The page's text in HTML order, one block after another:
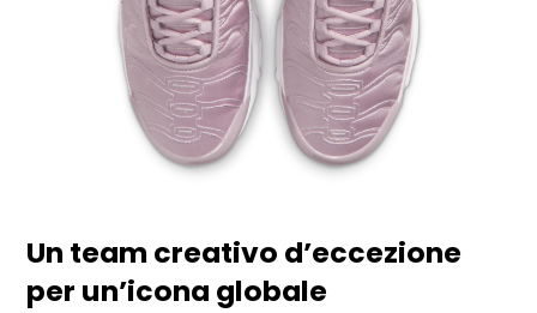
Un team creativo d’eccezione
per un’icona globale